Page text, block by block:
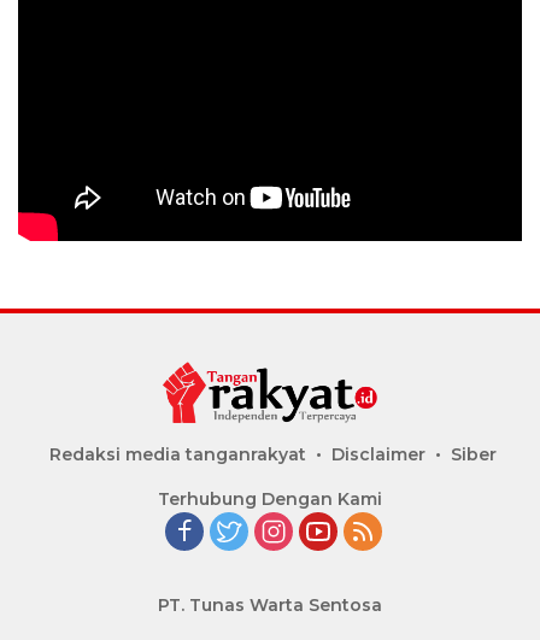
Redaksi media tanganrakyat Disclaimer Siber
Terhubung Dengan Kami
PT. Tunas Warta Sentosa